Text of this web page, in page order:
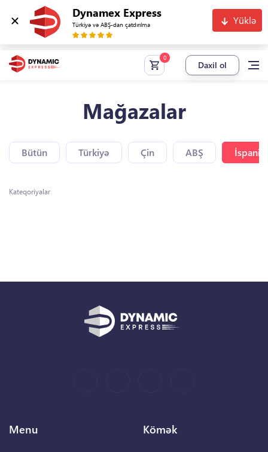
Dynamex Express
Türkiyə və ABŞ-dan çatdırılma Yüklə
Daxil ol
Mağazalar
Bütün Türkiyə Çin ABŞ
Kateqoriyalar
Menu Kömək